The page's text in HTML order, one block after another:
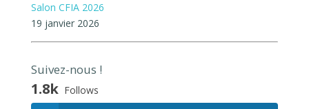
Salon CFIA 2026
19 janvier 2026
Suivez-nous !
1.8k Follows